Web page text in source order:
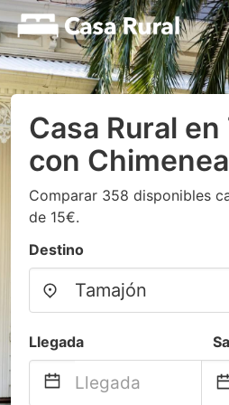
Casa Rural en
con Chimenea
Comparar 358 disponibles
de 15€.
Destino
Llegada